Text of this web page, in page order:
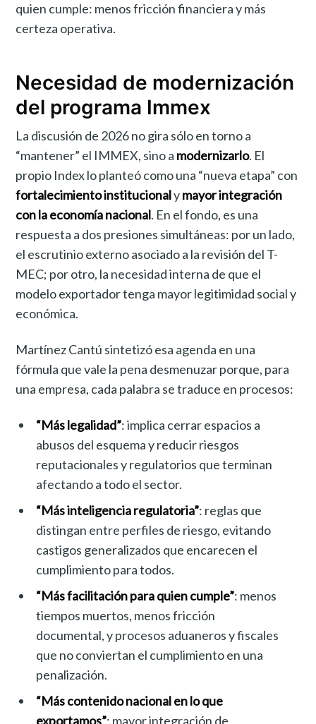
quien cumple: menos fricción financiera y más
certeza operativa.
Necesidad de modernización
del programa Immex
La discusión de 2026 no gira sólo en torno a
“mantener” el IMMEX, sino a modernizarlo. El
propio Index lo planteó como una “nueva etapa” con
fortalecimiento institucionalymayor integración
con la economía nacional. En el fondo, es una
respuesta a dos presiones simultáneas: por un lado,
el escrutinio externo asociado a la revisión del T-
MEC; por otro, la necesidad interna de que el
modelo exportador tenga mayor legitimidad social y
económica.
Martínez Cantú sintetizó esa agenda en una
fórmula que vale la pena desmenuzar porque, para
una empresa, cada palabra se traduce en procesos:
“Más legalidad”: implica cerrar espacios a
abusos del esquema y reducir riesgos
reputacionales y regulatorios que terminan
afectando a todo el sector.
“Más inteligencia regulatoria”: reglas que
distingan entre perfiles de riesgo, evitando
castigos generalizados que encarecen el
cumplimiento para todos.
“Más facilitación para quien cumple”: menos
tiempos muertos, menos fricción
documental, y procesos aduaneros y fiscales
que no conviertan el cumplimiento en una
penalización.
“Más contenido nacional en lo que
exportamos”: mayor integración de